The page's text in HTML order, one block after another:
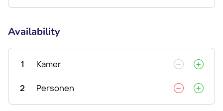
Availability
1 Kamer
2 Personen